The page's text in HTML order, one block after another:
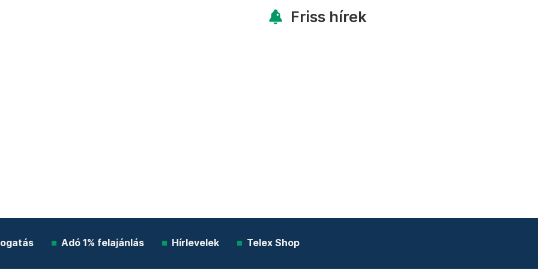
Friss hírek
Adó 1% felajánlás Hírlevelek Telex Shop